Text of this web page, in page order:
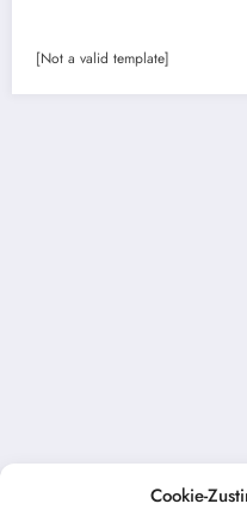
Cookie-
[Not a valid template]